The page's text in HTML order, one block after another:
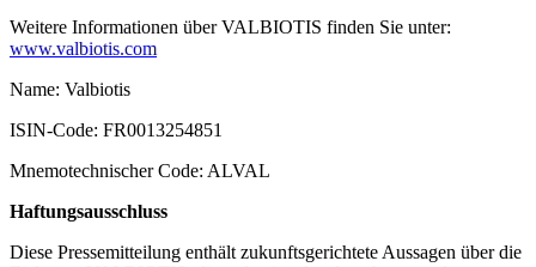
Weitere Informationen über VALBIOTIS finden Sie unter:
www.valbiotis.com
Name: Valbiotis
ISIN-Code: FR0013254851
Mnemotechnischer Code: ALVAL
Haftungsausschluss
Diese Pressemitteilung enthält zukunftsgerichtete Aussagen über die